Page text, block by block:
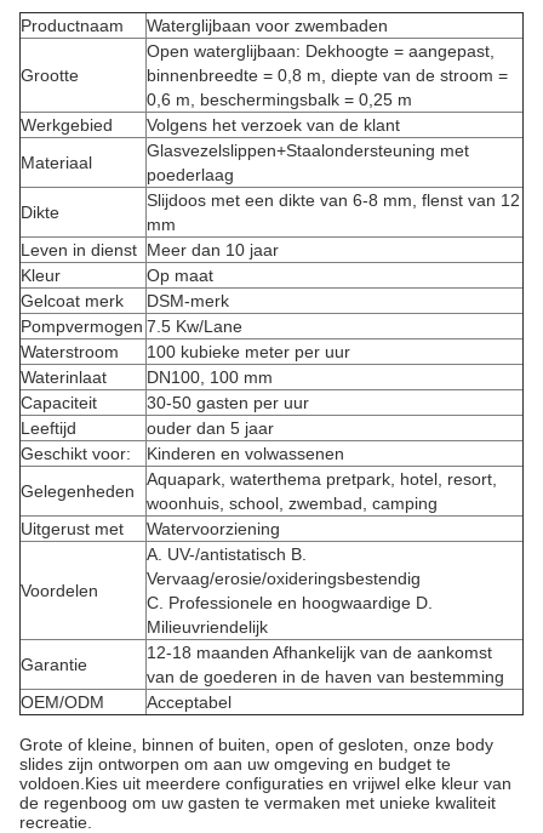
Productnaam Waterglijbaan voor zwembaden
Grootte
Open waterglijbaan: Dekhoogte = aangepast,
binnenbreedte = 0,8 m, diepte van de stroom =
0,6 m, beschermingsbalk = 0,25 m
Werkgebied
Volgens het verzoek van de klant
Materiaal
Glasvezelslippen+Staalondersteuning met
poederlaag
Dikte
Slijdoos met een dikte van 6-8 mm, flenst van 12
mm
Leven in dienst Meer dan 10 jaar
Kleur
Op maat
Gelcoat merk
DSM-merk
Pompvermogen 7.5 Kw/Lane
Waterstroom
100 kubieke meter per uur
Waterinlaat
DN100, 100 mm
Capaciteit
30-50 gasten per uur
Leeftijd
ouder dan 5 jaar
Geschikt voor:
Kinderen en volwassenen
Gelegenheden
Aquapark, waterthema pretpark, hotel, resort,
woonhuis, school, zwembad, camping
Uitgerust met
Watervoorziening
Voordelen
A. UV-/antistatisch B.
Vervaag/erosie/oxideringsbestendig
C. Professionele en hoogwaardige D.
Milieuvriendelijk
Garantie
12-18 maanden Afhankelijk van de aankomst
van de goederen in de haven van bestemming
OEM/ODM
Acceptabel
Grote of kleine, binnen of buiten, open of gesloten, onze body
slides zijn ontworpen om aan uw omgeving en budget te
voldoen.Kies uit meerdere configuraties en vrijwel elke kleur van
de regenboog om uw gasten te vermaken met unieke kwaliteit
recreatie.